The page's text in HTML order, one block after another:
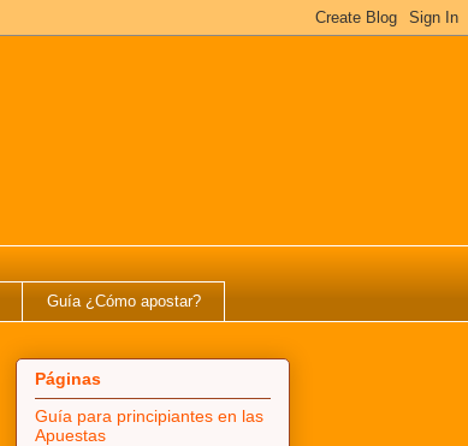
Guía ¿Cómo apostar?
Páginas
Guía para principiantes en las
Apuestas